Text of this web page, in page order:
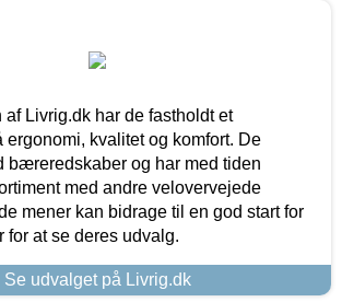
af Livrig.dk har de fastholdt et
ergonomi, kvalitet og komfort. De
bæreredskaber og har med tiden
med andre velovervejede
mener kan bidrage til en god start for
for at se deres udvalg.
Se udvalget på Livrig.dk